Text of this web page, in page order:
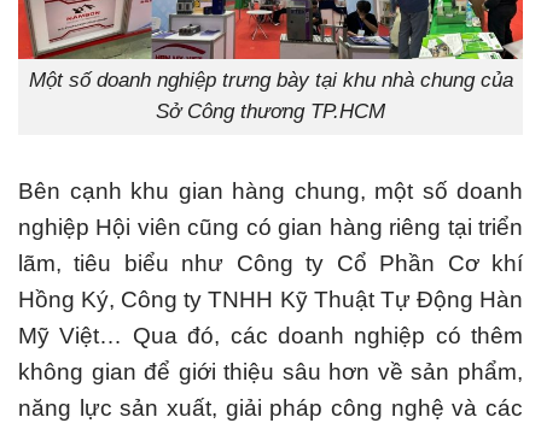
Một số doanh nghiệp trưng bày tại khu nhà chung của
Sở Công thương TP.HCM
Bên cạnh khu gian hàng chung, một số doanh
nghiệp Hội viên cũng có gian hàng riêng tại triển
lãm, tiêu biểu như Công ty Cổ Phần Cơ khí
Hồng Ký, Công ty TNHH Kỹ Thuật Tự Động Hàn
Mỹ Việt… Qua đó, các doanh nghiệp có thêm
không gian để giới thiệu sâu hơn về sản phẩm,
năng lực sản xuất, giải pháp công nghệ và các